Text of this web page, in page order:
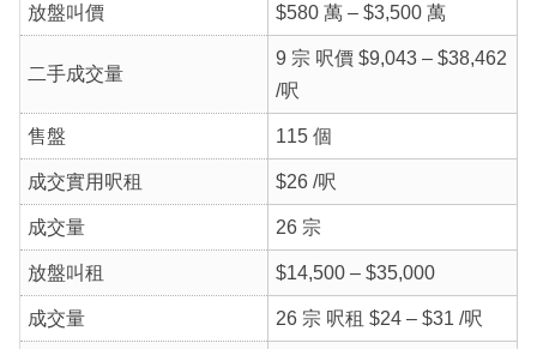
放盤叫價 $580 萬 – $3,500 萬
二手成交量
9 宗 呎價 $9,043 – $38,462
/呎
售盤 115 個
成交實用呎租 $26 /呎
成交量 26 宗
放盤叫租 $14,500 – $35,000
成交量 26 宗 呎租 $24 – $31 /呎